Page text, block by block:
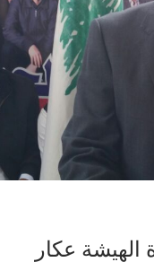
الهيشة عكار